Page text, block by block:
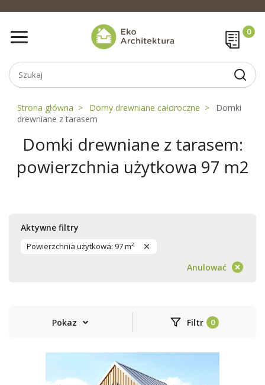
Strona główna Domy drewniane całoroczne
Domki
drewniane z tarasem
Domki drewniane z tarasem:
powierzchnia użytkowa 97 m2
Aktywne filtry
Powierzchnia użytkowa: 97 m²
Anulować
Pokaz Filtr